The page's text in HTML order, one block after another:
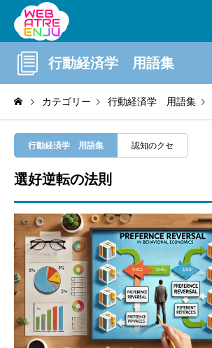
行動経済学 用語集
カテゴリー 行動経済学 用語集
行動経済学 用語集 認知のクセ
選好逆転の法則